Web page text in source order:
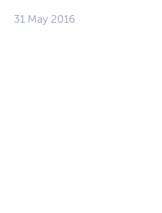
31 May 2016